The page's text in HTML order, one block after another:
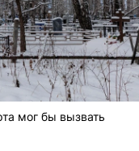
мог бы вызвать